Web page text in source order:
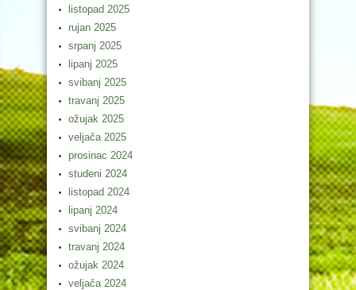
listopad 2025
rujan 2025
srpanj 2025
lipanj 2025
svibanj 2025
travanj 2025
ožujak 2025
veljača 2025
prosinac 2024
studeni 2024
listopad 2024
lipanj 2024
svibanj 2024
travanj 2024
ožujak 2024
veljača 2024